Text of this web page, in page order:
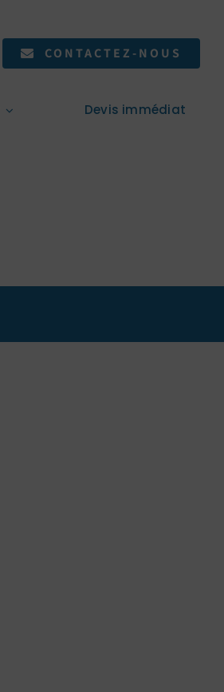
CONTACTEZ-NOUS
Devis immédiat